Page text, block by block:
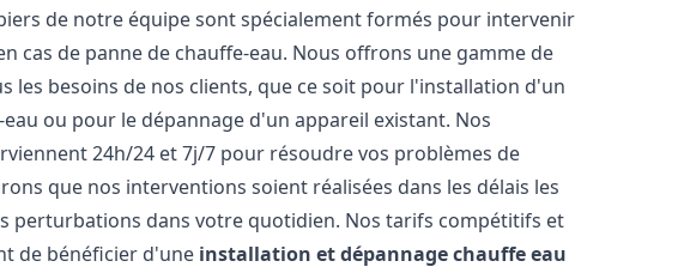
de notre équipe sont spécialement formés pour intervenir
cas de panne de chauffe-eau. Nous offrons une gamme de
les besoins de nos clients, que ce soit pour l'installation d'un
ou pour le dépannage d'un appareil existant. Nos
24h/24 et 7j/7 pour résoudre vos problèmes de
que nos interventions soient réalisées dans les délais les
perturbations dans votre quotidien. Nos tarifs compétitifs et
de bénéficier d'une installation et dépannage chauffe eau